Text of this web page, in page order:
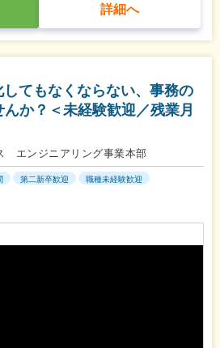
詳細へ
してもなくならない、事務の
か？＜未経験歓迎／残業月
エンジニアリング事業本部
第二新卒歓迎
職種未経験歓迎